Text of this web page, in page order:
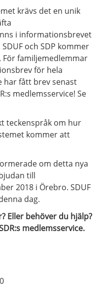
krävs det en unik
i informationsbrevet
och SDP kommer
familjemedlemmar
för hela
har fått brev senast
medlemsservice! Se
teckenspråk om hur
kommer att
om detta nya
till
2018 i Örebro. SDUF
dag.
Eller behöver du hjälp?
medlemsservice.